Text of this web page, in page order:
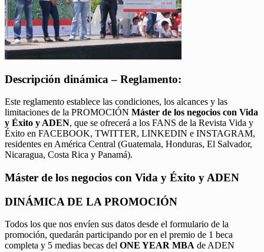
Descripción dinámica – Reglamento:
Este reglamento establece las condiciones, los alcances y las
limitaciones de la PROMOCIÓN Máster de los negocios con Vida
y Éxito y ADEN, que se ofrecerá a los FANS de la Revista Vida y
Éxito en FACEBOOK, TWITTER, LINKEDIN e INSTAGRAM,
residentes en América Central (Guatemala, Honduras, El Salvador,
Nicaragua, Costa Rica y Panamá).
Máster de los negocios con Vida y Éxito y ADEN
DINÁMICA DE LA PROMOCIÓN
Todos los que nos envíen sus datos desde el formulario de la
promoción, quedarán participando por en el premio de 1 beca
completa y 5 medias becas del ONE YEAR MBA de ADEN